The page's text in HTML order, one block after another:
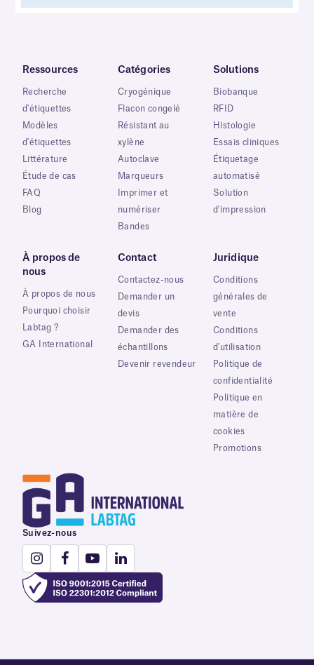
Ressources
Recherche
d'étiquettes
Modèles
d'étiquettes
Littérature
Étude de cas
FAQ
Blog
Catégories
Cryogénique
Flacon congelé
Résistant au
xylène
Autoclave
Marqueurs
Imprimer et
numériser
Bandes
Solutions
Biobanque
RFID
Histologie
Essais cliniques
Étiquetage
automatisé
Solution
d'impression
À propos de
nous
À propos de nous
Pourquoi choisir
Labtag ?
GA International
Contact
Contactez-nous
Demander un
devis
Demander des
échantillons
Devenir revendeur
Juridique
Conditions
générales de
vente
Conditions
d'utilisation
Politique de
confidentialité
Politique en
matière de
cookies
Promotions
Suivez-nous